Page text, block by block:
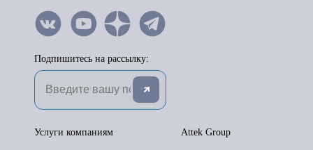
Подпишитесь на рассылку:
Attek Group
Услуги компаниям